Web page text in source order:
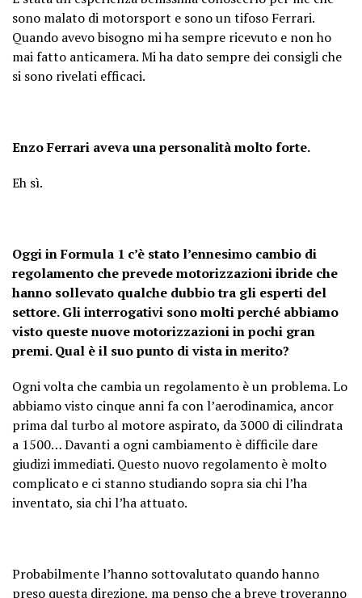
sono malato di motorsport e sono un tifoso Ferrari.
Quando avevo bisogno mi ha sempre ricevuto e non ho
mai fatto anticamera. Mi ha dato sempre dei consigli che
si sono rivelati efficaci.
Enzo Ferrari aveva una personalità molto forte.
Eh sì.
Oggi in Formula 1 c’è stato l’ennesimo cambio di
regolamento che prevede motorizzazioni ibride che
hanno sollevato qualche dubbio tra gli esperti del
settore. Gli interrogativi sono molti perché abbiamo
visto queste nuove motorizzazioni in pochi gran
premi. Qual è il suo punto di vista in merito?
Ogni volta che cambia un regolamento è un problema. Lo
abbiamo visto cinque anni fa con l’aerodinamica, ancor
prima dal turbo al motore aspirato, da 3000 di cilindrata
a 1500… Davanti a ogni cambiamento è difficile dare
giudizi immediati. Questo nuovo regolamento è molto
complicato e ci stanno studiando sopra sia chi l’ha
inventato, sia chi l’ha attuato.
Probabilmente l’hanno sottovalutato quando hanno
preso questa direzione, ma penso che a breve troveranno